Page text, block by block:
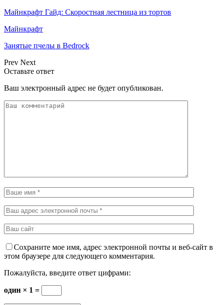
Майнкрафт Гайд: Скоростная лестница из тортов
Майнкрафт
Занятые пчелы в Bedrock
Prev Next
Оставьте ответ
Ваш электронный адрес не будет опубликован.
Сохраните мое имя, адрес электронной почты и веб-сайт в
этом браузере для следующего комментария.
Пожалуйста, введите ответ цифрами:
один × 1 =